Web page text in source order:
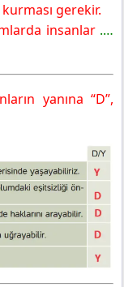
gerekir.
insanlar .…
yanına “D”,